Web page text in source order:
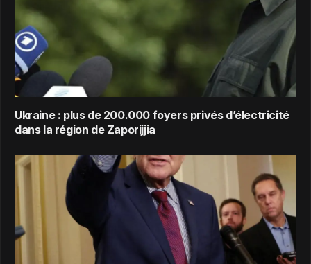
Ukraine : plus de 200.000 foyers privés d’électricité
dans la région de Zaporijjia